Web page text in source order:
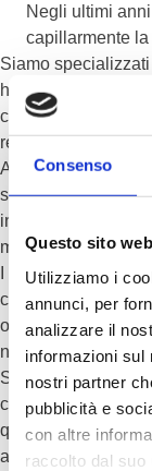
Consenso
Questo sito
Utilizziamo i
annunci, per
analizzare il
informazioni sul
nostri partner
pubblicità e
con altre
raccolto dal suo
Negli ultimi
capillarmente
Siamo
hanno come loro
carrozzeria e
resinatura di cui
Allestendo la VTR
successiva
in fine di tutte le
materiale richiede.
I nostri cicli di
casa costruttrice di
operazioni di
nei cicli dei
Su richiesta, il
controllato e
qualità e da un
approvato da